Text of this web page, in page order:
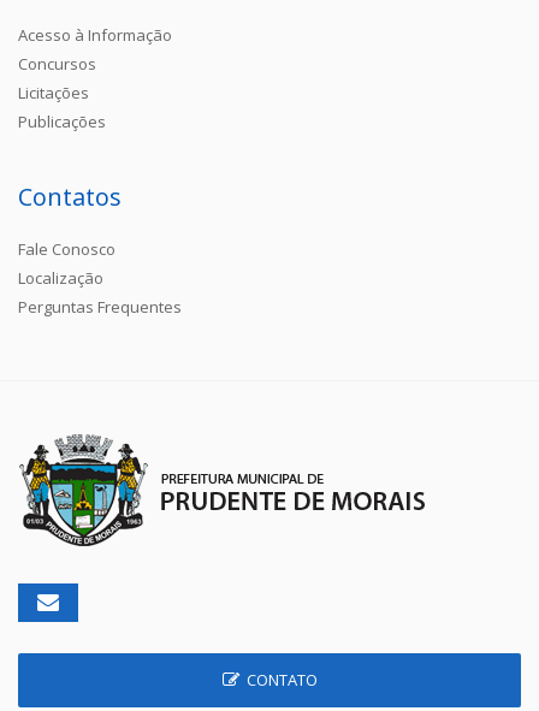
Acesso à Informação
Concursos
Licitações
Publicações
Contatos
Fale Conosco
Localização
Perguntas Frequentes
CONTATO